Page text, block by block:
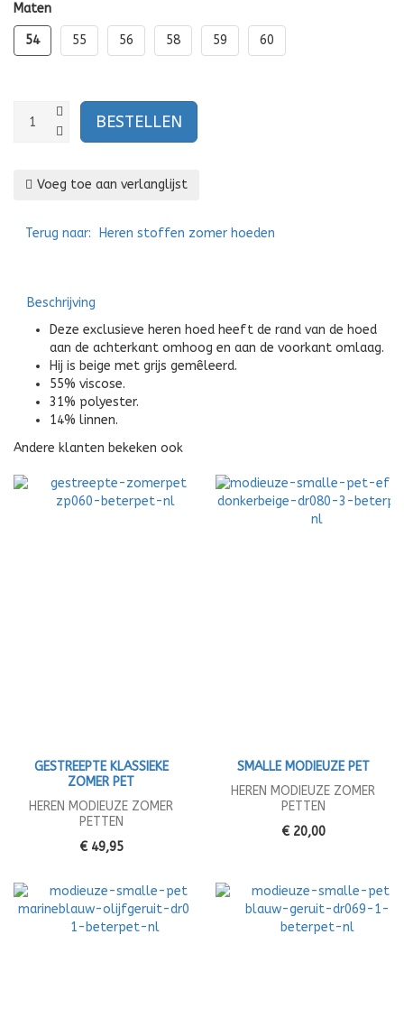
Maten
54 55 56 58 59 60
Voeg toe aan verlanglijst
Terug naar: Heren stoffen zomer hoeden
Beschrijving
Deze exclusieve heren hoed heeft de rand van de hoed
aan de achterkant omhoog en aan de voorkant omlaag.
Hij is beige met grijs gemêleerd.
55% viscose.
31% polyester.
14% linnen.
Andere klanten bekeken ook
GESTREEPTE KLASSIEKE
ZOMER PET
HEREN MODIEUZE ZOMER
PETTEN
€ 49,95
SMALLE MODIEUZE PET
HEREN MODIEUZE ZOMER
PETTEN
€ 20,00